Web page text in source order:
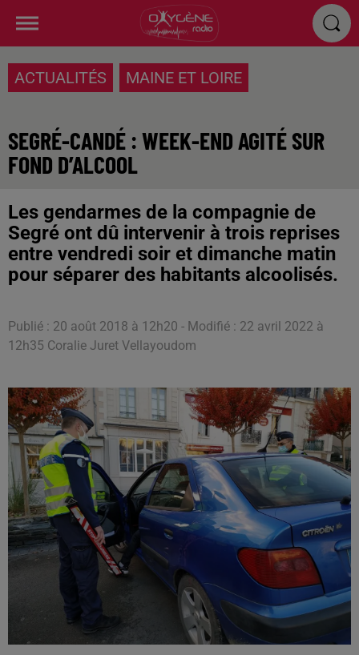
ACTUALITÉS MAINE ET LOIRE
SEGRÉ-CANDÉ : WEEK-END AGITÉ SUR
FOND D’ALCOOL
Les gendarmes de la compagnie de
Segré ont dû intervenir à trois reprises
entre vendredi soir et dimanche matin
pour séparer des habitants alcoolisés.
Publié : 20 août 2018 à 12h20 - Modifié : 22 avril 2022 à
12h35 Coralie Juret Vellayoudom